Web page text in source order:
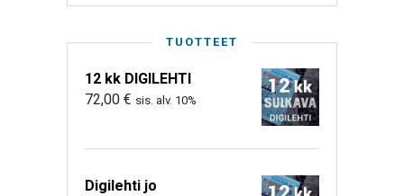
TUOTTEET
12 kk DIGILEHTI
72,00 € sis. alv. 10%
Digilehti jo